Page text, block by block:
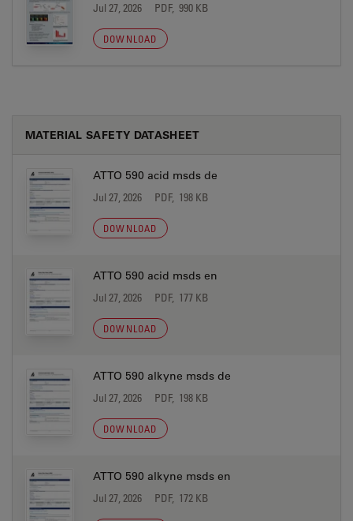
Jul 27, 2026 PDF, 990 KB
DOWNLOAD
MATERIAL SAFETY DATASHEET
ATTO 590 acid msds de
Jul 27, 2026 PDF, 198 KB
DOWNLOAD
ATTO 590 acid msds en
Jul 27, 2026 PDF, 177 KB
DOWNLOAD
ATTO 590 alkyne msds de
Jul 27, 2026 PDF, 198 KB
DOWNLOAD
ATTO 590 alkyne msds en
Jul 27, 2026 PDF, 172 KB